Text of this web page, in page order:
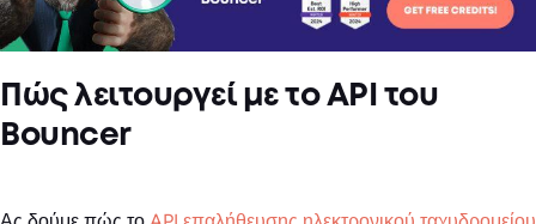
Πώς λειτουργεί με το API του
Bouncer